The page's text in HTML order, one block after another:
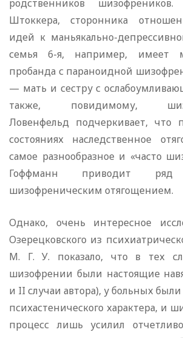
родственников
Штоккера, сторонника
идей к маньякально-
семья 6-я, например, имеет
пробанда с пара­ноидной
— мать и сестру с
также, повидимому,
Ловенфельд подчеркивает, что
состояниях наследствен­ное
самое разнообразное и «часто
Гоффманн приводит
шизофреническим отягощением.
Однако, очень интересное
Озерецковского из
М. Г. У. показало, что в тех
шизофрении были настоящие
и II случаи автора), у больных
психастенического характера, и
процесс лишь усилил